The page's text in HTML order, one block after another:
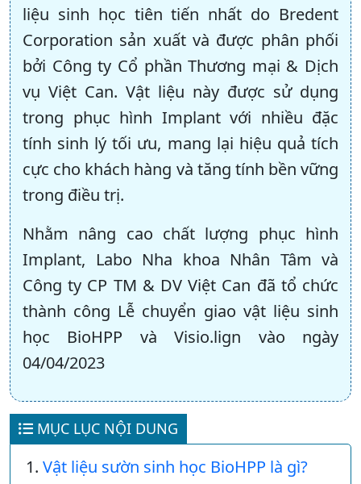
liệu sinh học tiên tiến nhất do Bredent
Corporation sản xuất và được phân phối
bởi Công ty Cổ phần Thương mại & Dịch
vụ Việt Can. Vật liệu này được sử dụng
trong phục hình Implant với nhiều đặc
tính sinh lý tối ưu, mang lại hiệu quả tích
cực cho khách hàng và tăng tính bền vững
trong điều trị.
Nhằm nâng cao chất lượng phục hình
Implant, Labo Nha khoa Nhân Tâm và
Công ty CP TM & DV Việt Can đã tổ chức
thành công Lễ chuyển giao vật liệu sinh
học BioHPP và Visio.lign vào ngày
04/04/2023
MỤC LỤC NỘI DUNG
Vật liệu sườn sinh học BioHPP là gì?